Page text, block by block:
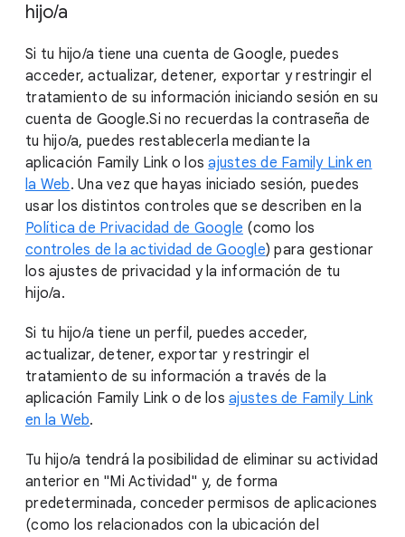
hijo/a
Si tu hijo/a tiene una cuenta de Google, puedes
acceder, actualizar, detener, exportar y restringir el
tratamiento de su información iniciando sesión en su
cuenta de Google.Si no recuerdas la contraseña de
tu hijo/a, puedes restablecerla mediante la
aplicación Family Link o losajustes de Family Link en
la Web. Una vez que hayas iniciado sesión, puedes
usar los distintos controles que se describen en la
Política de Privacidad de Google (como los
controles de la actividad de Google) para gestionar
los ajustes de privacidad y la información de tu
hijo/a.
Si tu hijo/a tiene un perfil, puedes acceder,
actualizar, detener, exportar y restringir el
tratamiento de su información a través de la
aplicación Family Link o de los ajustes de Family Link
en la Web.
Tu hijo/a tendrá la posibilidad de eliminar su actividad
anterior en "Mi Actividad" y, de forma
predeterminada, conceder permisos de aplicaciones
(como los relacionados con la ubicación del